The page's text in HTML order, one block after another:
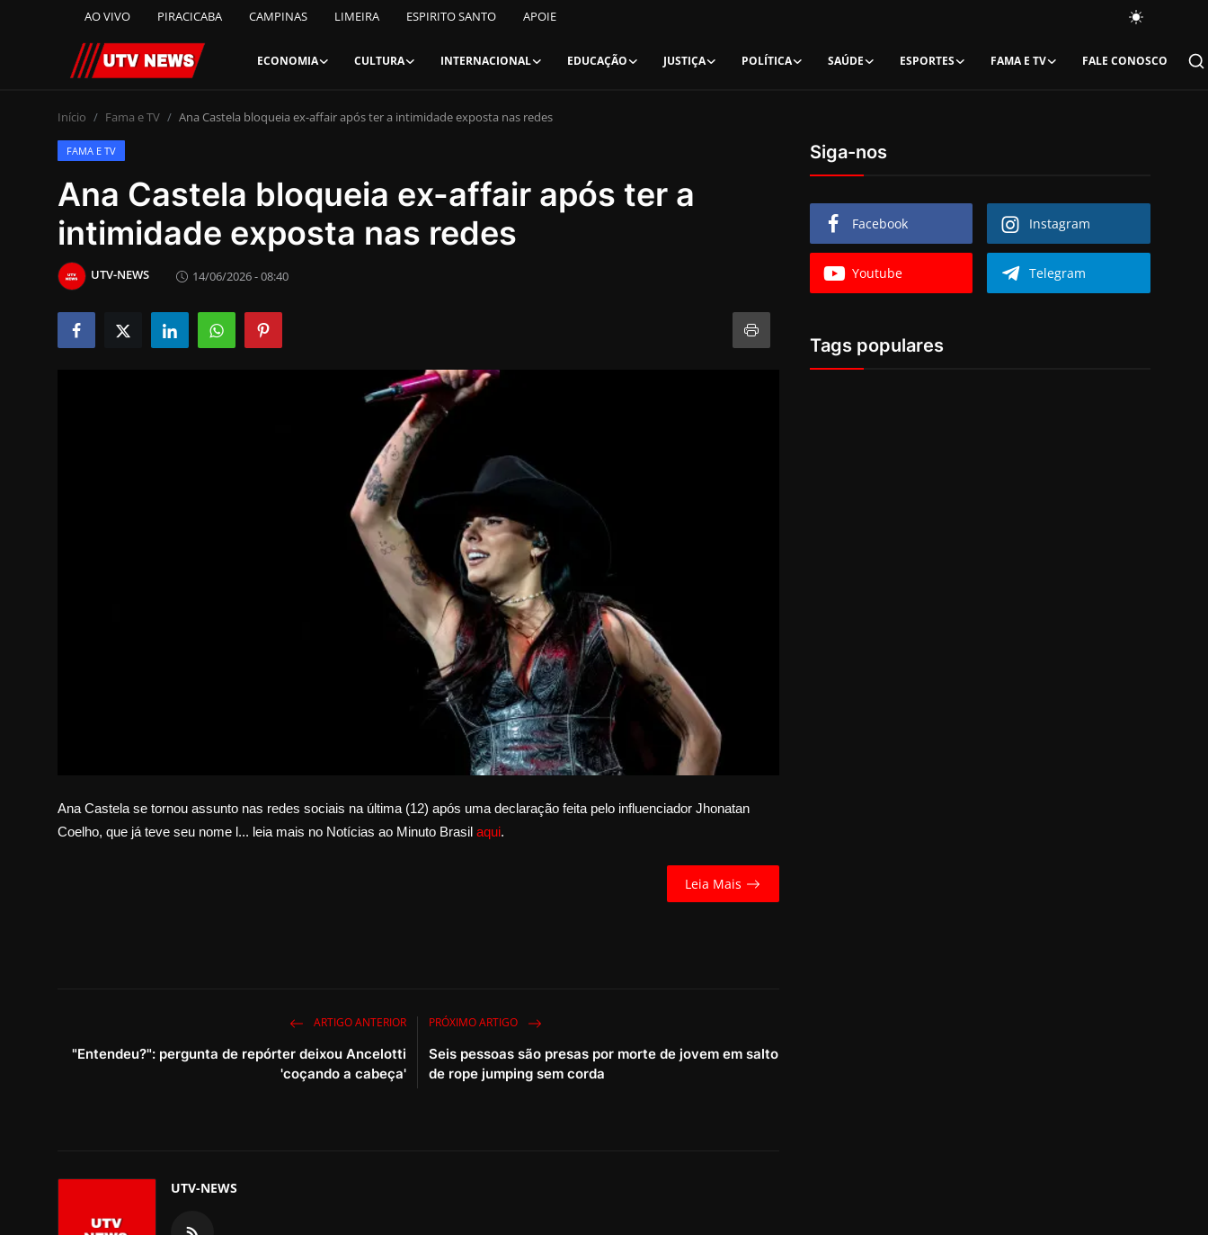
AO VIVO PIRACICABA CAMPINAS LIMEIRA ESPIRITO SANTO APOIE
ECONOMIA CULTURA INTERNACIONAL EDUCAÇÃO JUSTIÇA POLÍTICA SAÚDE ESPORTES FAMA E TV FALE CONOSCO
AO VIVO
PIRACICABA
CAMPINAS
LIMEIRA
ESPIRITO SANTO
Economia
Início Fama e TV Ana Castela bloqueia ex-affair após ter a intimidade exposta nas redes
FAMA E TV
Ana Castela bloqueia ex-affair após ter a
intimidade exposta nas redes
UTV-NEWS 14/06/2026 - 08:40
Ana Castela se tornou assunto nas redes sociais na última (12) após uma declaração feita pelo influenciador Jhonatan
Coelho, que já teve seu nome l... leia mais no Notícias ao Minuto Brasil aqui.
Leia Mais
ARTIGO ANTERIOR
"Entendeu?": pergunta de repórter deixou Ancelotti
'coçando a cabeça'
PRÓXIMO ARTIGO
Seis pessoas são presas por morte de jovem em salto
de rope jumping sem corda
UTV-NEWS
Siga-nos
Facebook Instagram
Youtube Telegram
Tags populares